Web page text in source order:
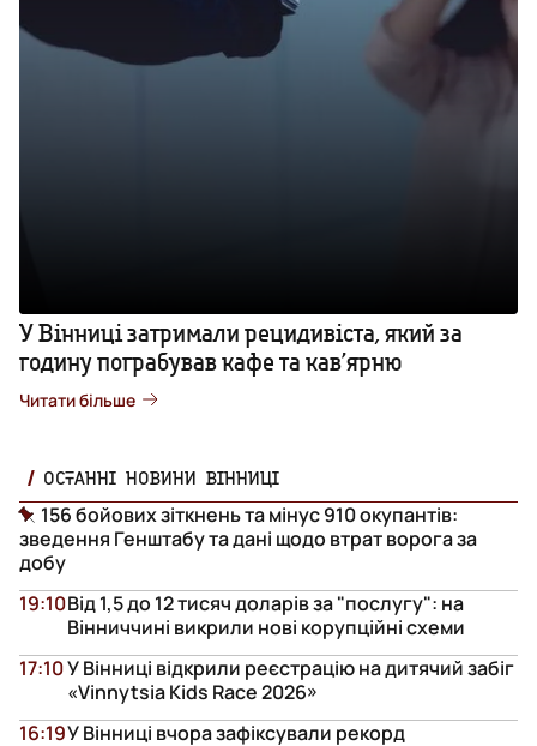
У Вінниці затримали рецидивіста, який за
годину пограбував кафе та кав’ярню
Читати більше
ОСТАННІ НОВИНИ ВІННИЦІ
156 бойових зіткнень та мінус 910 окупантів:
зведення Генштабу та дані щодо втрат ворога за
добу
Від 1,5 до 12 тисяч доларів за "послугу": на
Вінниччині викрили нові корупційні схеми
19:10
У Вінниці відкрили реєстрацію на дитячий забіг
«Vinnytsia Kids Race 2026»
17:10
У Вінниці вчора зафіксували рекорд
16:19